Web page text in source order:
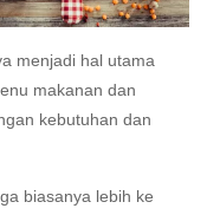
menjadi hal utama
makanan dan
kebutuhan dan
biasanya lebih ke